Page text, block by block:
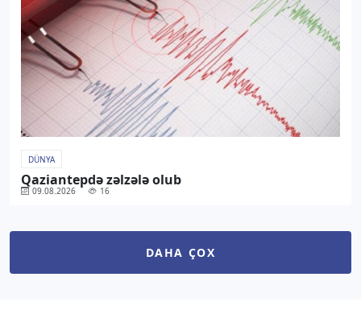
DÜNYA
Qaziantepdə zəlzələ olub
09.08.2026 16
DAHA ÇOX